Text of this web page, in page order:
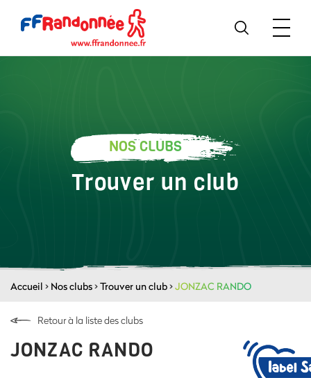
NOS CLUBS
Trouver un club
Accueil > Nos clubs>Trouver un club>JONZAC RANDO
Retour à la liste des clubs
JONZAC RANDO